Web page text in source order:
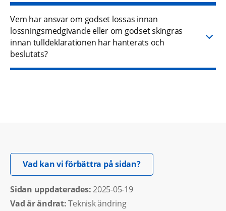
Vem har ansvar om godset lossas innan
lossningsmedgivande eller om godset skingras
innan tulldeklarationen har hanterats och
beslutats?
Vad kan vi förbättra på sidan?Öppnas i nytt fönster.
Sidan uppdaterades: 2025-05-19
Vad är ändrat:Teknisk ändring